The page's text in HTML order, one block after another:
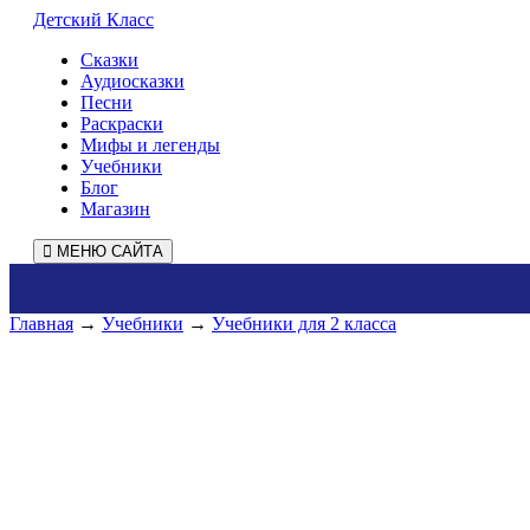
Детский Класс
Сказки
Аудиосказки
Песни
Раскраски
Мифы и легенды
Учебники
Блог
Магазин
МЕНЮ САЙТА
Главная → Учебники → Учебники для 2 класса